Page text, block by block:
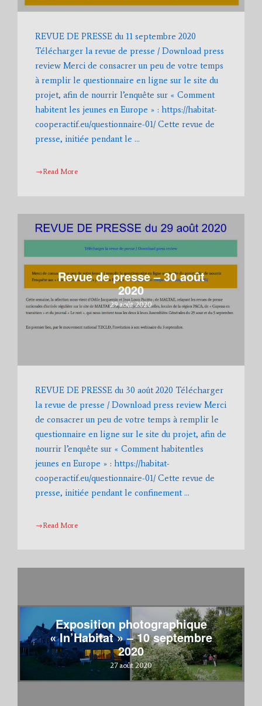
REVUE DE PRESSE du 11 septembre 2020
Télécharger la revue de presse / Download press
review Merci de consacrer un peu de votre temps
à remplir le questionnaire en ligne sur le site du
projet, afin de nourrir l’enquête sur « Comment
habitent les jeunes en Europe » : https://habitat-
cooperactif.eu/questionnaire-01/ Cette revue de
presse, initiée pendant le …
→Read More
Revue de presse – 30 août
2020
29 août 2020
REVUE DE PRESSE du 30 août 2020 Télécharger
la revue de presse / Download press review Merci
de consacrer un peu de votre temps à remplir le
questionnaire en ligne sur le site du projet, afin de
nourrir l’enquête sur « Comment habitentles
jeunes en Europe » : https://habitat-
cooperactif.eu/questionnaire-01/ Cette revue de
presse, initiée pendant le confinement …
→Read More
Exposition photographique
« In’Habitat » – 10 septembre
2020
27 août 2020